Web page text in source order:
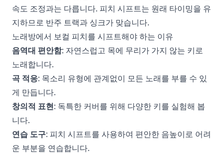
속도 조정과는 다릅니다. 피치 시프트는 원래 타이밍을 유
지하므로 반주 트랙과 싱크가 맞습니다.
노래방에서 보컬 피치를 시프트해야 하는 이유
음역대 편안함: 자연스럽고 목에 무리가 가지 않는 키로
노래합니다.
곡 적응: 목소리 유형에 관계없이 모든 노래를 부를 수 있
게 만듭니다.
창의적 표현: 독특한 커버를 위해 다양한 키를 실험해 봅
니다.
연습 도구: 피치 시프트를 사용하여 편안한 음높이로 어려
운 부분을 연습합니다.